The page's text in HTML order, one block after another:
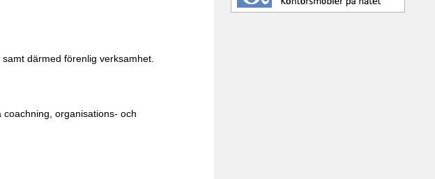
därmed förenlig verksamhet.
organisations- och